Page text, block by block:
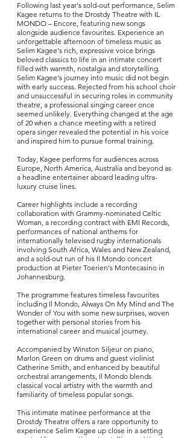
Following last year's sold-out performance, Selim
Kagee returns to the Drostdy Theatre with IL
MONDO – Encore, featuring new songs
alongside audience favourites. Experience an
unforgettable afternoon of timeless music as
Selim Kagee's rich, expressive voice brings
beloved classics to life in an intimate concert
filled with warmth, nostalgia and storytelling.
Selim Kagee's journey into music did not begin
with early success. Rejected from his school choir
and unsuccessful in securing roles in community
theatre, a professional singing career once
seemed unlikely. Everything changed at the age
of 20 when a chance meeting with a retired
opera singer revealed the potential in his voice
and inspired him to pursue formal training.
Today, Kagee performs for audiences across
Europe, North America, Australia and beyond as
a headline entertainer aboard leading ultra-
luxury cruise lines.
Career highlights include a recording
collaboration with Grammy-nominated Celtic
Woman, a recording contract with EMI Records,
performances of national anthems for
internationally televised rugby internationals
involving South Africa, Wales and New Zealand,
and a sold-out run of his Il Mondo concert
production at Pieter Toerien's Montecasino in
Johannesburg.
The programme features timeless favourites
including Il Mondo, Always On My Mind and The
Wonder of You with some new surprises, woven
together with personal stories from his
international career and musical journey.
Accompanied by Winston Siljeur on piano,
Marlon Green on drums and guest violinist
Catherine Smith, and enhanced by beautiful
orchestral arrangements, Il Mondo blends
classical vocal artistry with the warmth and
familiarity of timeless popular songs.
This intimate matinee performance at the
Drostdy Theatre offers a rare opportunity to
experience Selim Kagee up close in a setting